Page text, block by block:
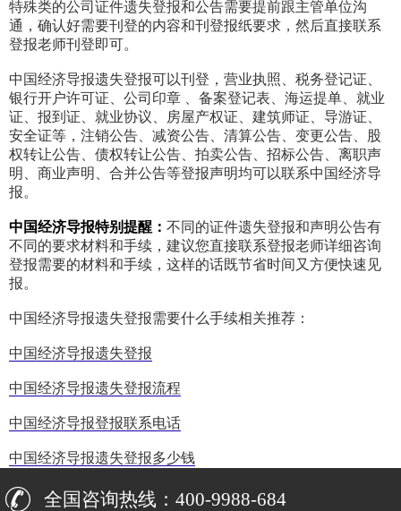
特殊类的公司证件遗失登报和公告需要提前跟主管单位沟
通，确认好需要刊登的内容和刊登报纸要求，然后直接联系
登报老师刊登即可。
中国经济导报遗失登报可以刊登，营业执照、税务登记证、
银行开户许可证、公司印章 、备案登记表、海运提单、就业
证、报到证、就业协议、房屋产权证、建筑师证、导游证、
安全证等，注销公告、减资公告、清算公告、变更公告、股
权转让公告、债权转让公告、拍卖公告、招标公告、离职声
明、商业声明、合并公告等登报声明均可以联系中国经济导
报。
中国经济导报特别提醒： 不同的证件遗失登报和声明公告有
不同的要求材料和手续，建议您直接联系登报老师详细咨询
登报需要的材料和手续，这样的话既节省时间又方便快速见
报。
中国经济导报遗失登报需要什么手续相关推荐：
中国经济导报遗失登报
中国经济导报遗失登报流程
中国经济导报登报联系电话
中国经济导报遗失登报多少钱
全国咨询热线：400-9988-684